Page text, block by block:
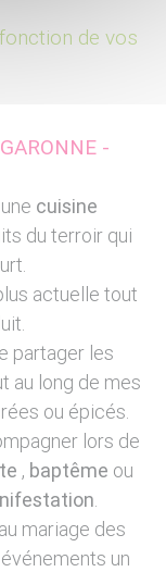
de vos
-
cuisine
du terroir qui
actuelle tout
partager les
au long de mes
ou épicés.
lors de
, baptême ou
.
mariage des
un